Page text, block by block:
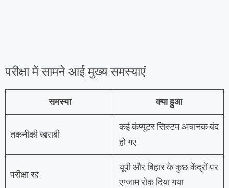
परीक्षा में सामने आई मुख्य समस्याएं
समस्या क्या हुआ
तकनीकी खराबी
कई कंप्यूटर सिस्टम अचानक बंद
हो गए
परीक्षा रद्द
यूपी और बिहार के कुछ केंद्रों पर
एग्जाम रोक दिया गया